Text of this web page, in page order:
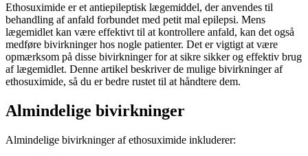
Ethosuximide er et antiepileptisk lægemiddel, der anvendes til
behandling af anfald forbundet med petit mal epilepsi. Mens
lægemidlet kan være effektivt til at kontrollere anfald, kan det også
medføre bivirkninger hos nogle patienter. Det er vigtigt at være
opmærksom på disse bivirkninger for at sikre sikker og effektiv brug
af lægemidlet. Denne artikel beskriver de mulige bivirkninger af
ethosuximide, så du er bedre rustet til at håndtere dem.
Almindelige bivirkninger
Almindelige bivirkninger af ethosuximide inkluderer: